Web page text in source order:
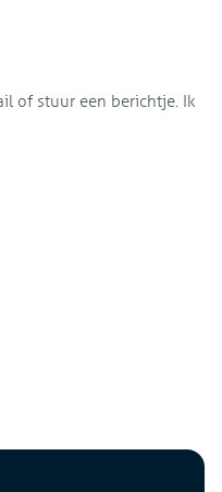
of stuur een berichtje. Ik